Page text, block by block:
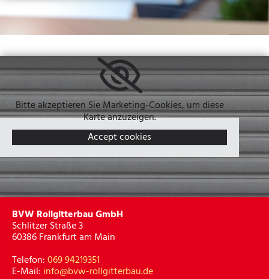
Bitte akzeptieren Sie Marketing-Cookies, um diese
Karte anzuzeigen.
Accept cookies
BVW Rollgitterbau GmbH
Schlitzer Straße 3
60386 Frankfurt am Main
Telefon:069 94219351
E-Mail: info@bvw-rollgitterbau.de